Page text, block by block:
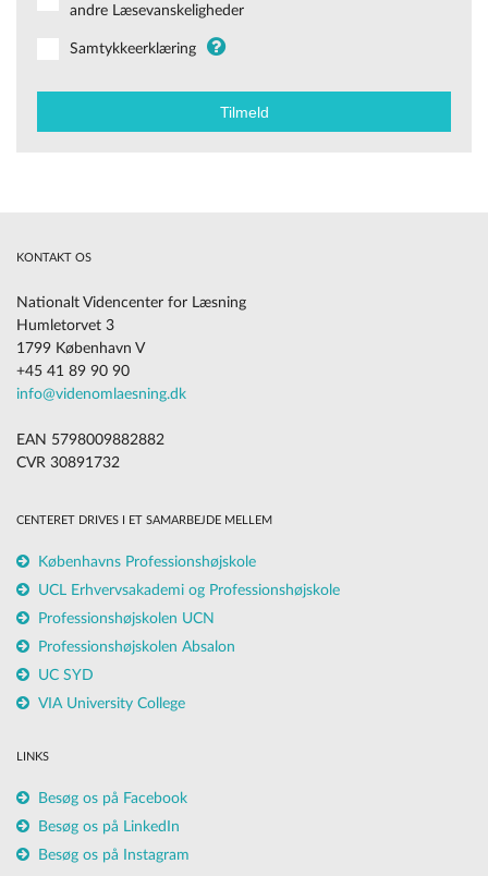
andre Læsevanskeligheder
Samtykkeerklæring
KONTAKT OS
Nationalt Videncenter for Læsning
Humletorvet 3
1799 København V
+45 41 89 90 90
info@videnomlaesning.dk
EAN 5798009882882
CVR 30891732
CENTERET DRIVES I ET SAMARBEJDE MELLEM
Københavns Professionshøjskole
UCL Erhvervsakademi og Professionshøjskole
Professionshøjskolen UCN
Professionshøjskolen Absalon
UC SYD
VIA University College
LINKS
Besøg os på Facebook
Besøg os på LinkedIn
Besøg os på Instagram